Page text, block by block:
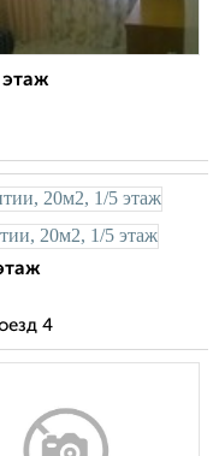
этаж
4